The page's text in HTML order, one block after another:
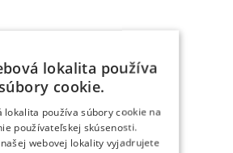
lokalita používa
cookie.
lokalita používa súbory cookie na
používateľskej skúsenosti.
webovej lokality vyjadrujete